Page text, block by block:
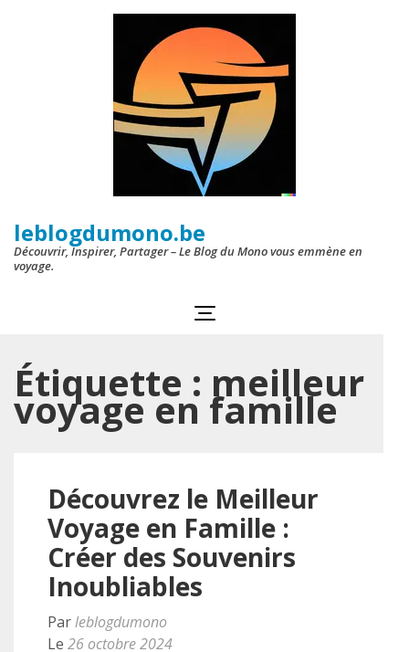
leblogdumono.be
Découvrir, Inspirer, Partager – Le Blog du Mono vous emmène en
voyage.
Étiquette : meilleur
voyage en famille
Découvrez le Meilleur
Voyage en Famille :
Créer des Souvenirs
Inoubliables
Parleblogdumono
Le 26 octobre 2024